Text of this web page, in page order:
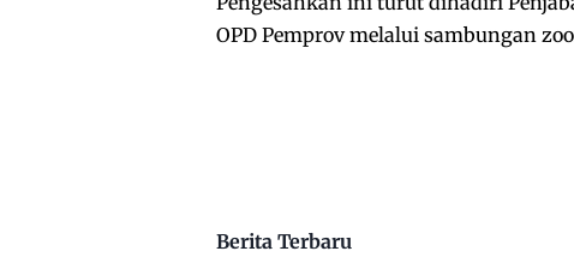
OPD Pemprov melalui sambungan
Berita Terbaru